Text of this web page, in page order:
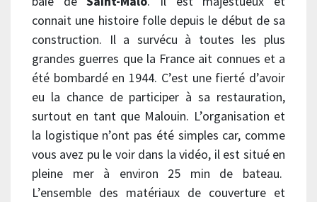
connait une histoire folle depuis le début de sa
construction. Il a survécu à toutes les plus
grandes guerres que la France ait connues et a
été bombardé en 1944. C’est une fierté d’avoir
eu la chance de participer à sa restauration,
surtout en tant que Malouin. L’organisation et
la logistique n’ont pas été simples car, comme
vous avez pu le voir dans la vidéo, il est situé en
pleine mer à environ 25 min de bateau.
L’ensemble des matériaux de couverture et